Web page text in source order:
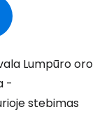
Lumpūro oro
-
stebimas